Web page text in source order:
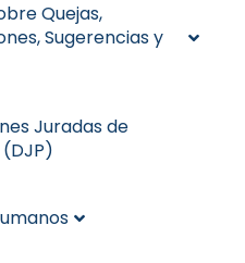
Quejas,
Sugerencias y
Juradas de